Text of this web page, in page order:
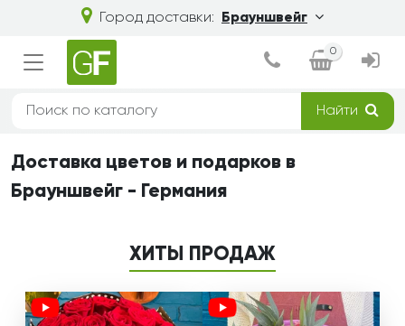
Город доставки: Брауншвейг
0
Найти
Доставка цветов и подарков в
Брауншвейг - Германия
ХИТЫ ПРОДАЖ